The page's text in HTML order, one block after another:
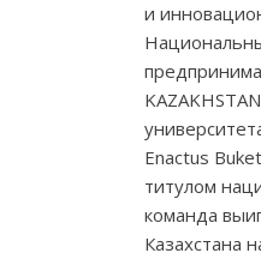
и
Enactus
титулом
команда
Казахстана